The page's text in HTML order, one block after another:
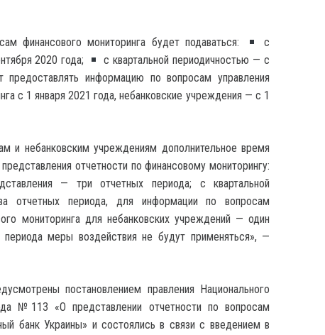
финансового мониторинга будет подаваться:
с
2020 года;
с квартальной периодичностью — с
предоставлять информацию по вопросам управления
с 1 января 2021 года, небанковские учреждения — с 1
и небанковским учреждениям дополнительное время
отчетности по финансовому мониторингу:
— три отчетных периода; с квартальной
отчетных периода, для информации по вопросам
мониторинга для небанковских учреждений — один
меры воздействия не будут применяться», —
постановлением правления Национального
№113 «О представлении отчетности по вопросам
банк Украины» и состоялись в связи с введением в